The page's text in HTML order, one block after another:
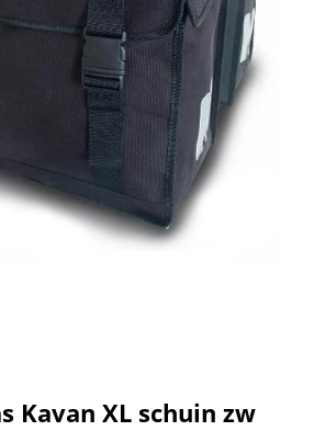
Kavan XL schuin zw